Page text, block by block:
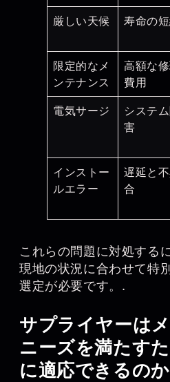
厳しい天候 寿命の
限定的なメ
ンテナンス
高額な
費用
電気サージ
システ
害
インストー
ルエラー
遅延と
合
これらの問題に対処する
現地の状況に合わせて特
選定が必要です。.
サプライヤーは
ニーズを満たす
に適応できるのか